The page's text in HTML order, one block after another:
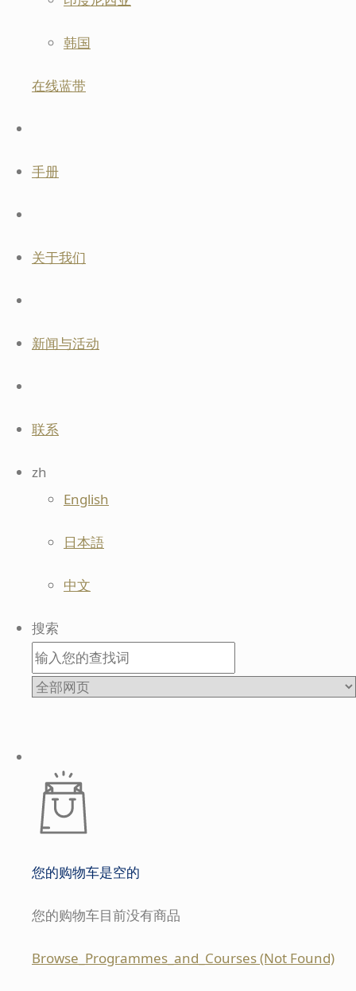
韩国
在线蓝带
手册
关于我们
新闻与活动
联系
zh
English
日本語
中文
搜索
您的购物车是空的
您的购物车目前没有商品
Browse_Programmes_and_Courses (Not Found)